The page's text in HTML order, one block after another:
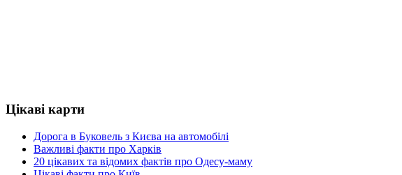
Цікаві карти
Дорога в Буковель з Києва на автомобілі
Важливі факти про Харків
20 цікавих та відомих фактів про Одесу-маму